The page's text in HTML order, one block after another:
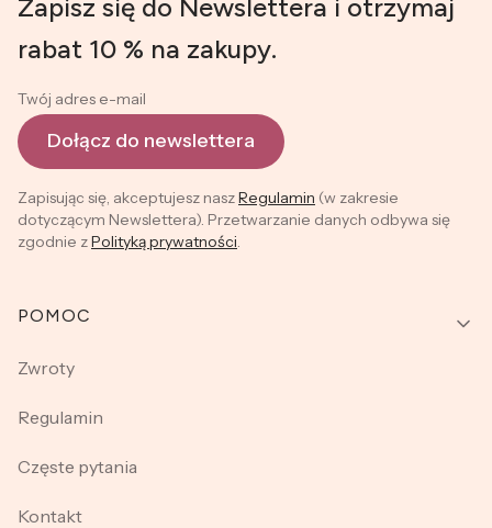
Zapisz się do Newslettera i otrzymaj
rabat 10 % na zakupy.
Twój adres e-mail
Dołącz do newslettera
Zapisując się, akceptujesz naszRegulamin (w zakresie
dotyczącym Newslettera). Przetwarzanie danych odbywa się
zgodnie zPolityką prywatności.
Linki w stopce
POMOC
Zwroty
Regulamin
Częste pytania
Kontakt